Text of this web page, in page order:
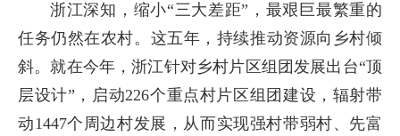
浙江深知，缩小“三大差距”，最艰巨最繁重的
任务仍然在农村。这五年，持续推动资源向乡村倾
斜。就在今年，浙江针对乡村片区组团发展出台“顶
层设计”，启动226个重点村片区组团建设，辐射带
动1447个周边村发展，从而实现强村带弱村、先富